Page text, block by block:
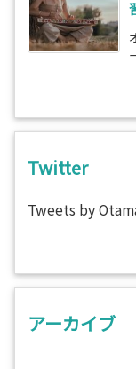
Twitter
Tweets by
アーカイブ